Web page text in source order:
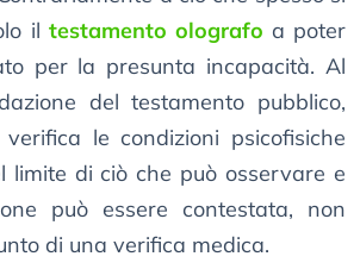
il testamento olografo a poter
per la presunta incapacità. Al
del testamento pubblico,
le condizioni psicofisiche
limite di ciò che può osservare e
può essere contestata, non
di una verifica medica.